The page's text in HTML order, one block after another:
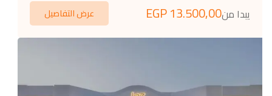
يبدا من13.500,00
EGP عرض التفاصيل